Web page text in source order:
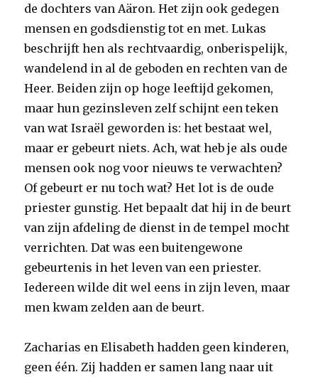
de dochters van Aäron. Het zijn ook gedegen
mensen en godsdienstig tot en met. Lukas
beschrijft hen als rechtvaardig, onberispelijk,
wandelend in al de geboden en rechten van de
Heer. Beiden zijn op hoge leeftijd gekomen,
maar hun gezinsleven zelf schijnt een teken
van wat Israël geworden is: het bestaat wel,
maar er gebeurt niets. Ach, wat heb je als oude
mensen ook nog voor nieuws te verwachten?
Of gebeurt er nu toch wat? Het lot is de oude
priester gunstig. Het bepaalt dat hij in de beurt
van zijn afdeling de dienst in de tempel mocht
verrichten. Dat was een buitengewone
gebeurtenis in het leven van een priester.
Iedereen wilde dit wel eens in zijn leven, maar
men kwam zelden aan de beurt.
Zacharias en Elisabeth hadden geen kinderen,
geen één. Zij hadden er samen lang naar uit